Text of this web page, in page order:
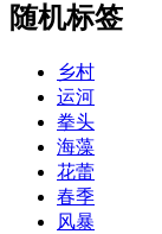
随机标签
乡村
运河
拳头
海藻
花蕾
春季
风暴